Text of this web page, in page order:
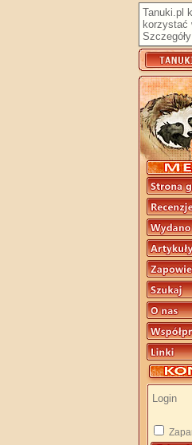
Tanuki.pl
korzystać